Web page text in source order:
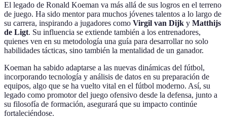
El legado de Ronald Koeman va más allá de sus logros en el terreno
de juego. Ha sido mentor para muchos jóvenes talentos a lo largo de
su carrera, inspirando a jugadores como Virgil van Dijk y Matthijs
de Ligt. Su influencia se extiende también a los entrenadores,
quienes ven en su metodología una guía para desarrollar no solo
habilidades tácticas, sino también la mentalidad de un ganador.
Koeman ha sabido adaptarse a las nuevas dinámicas del fútbol,
incorporando tecnología y análisis de datos en su preparación de
equipos, algo que se ha vuelto vital en el fútbol moderno. Así, su
legado como promotor del juego ofensivo desde la defensa, junto a
su filosofía de formación, asegurará que su impacto continúe
fortaleciéndose.